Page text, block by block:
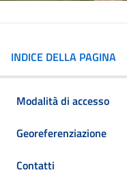
INDICE DELLA PAGINA
Modalità di accesso
Georeferenziazione
Contatti